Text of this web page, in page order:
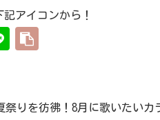
記アイコンから！
祭りを彷彿！8月に歌いたいカ